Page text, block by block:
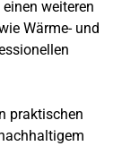
weiteren
Wärme- und
praktischen